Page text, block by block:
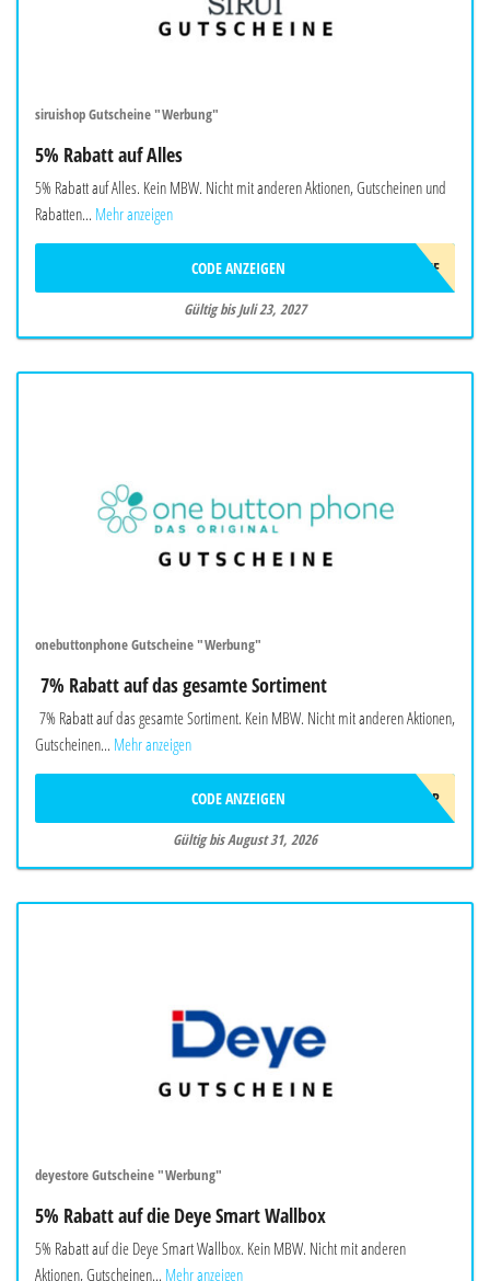
siruishop Gutscheine "Werbung"
5% Rabatt auf Alles
5% Rabatt auf Alles. Kein MBW. Nicht mit anderen Aktionen, Gutscheinen und
Rabatten... Mehr anzeigen
AFF5OFF
CODE ANZEIGEN
Gültig bis Juli 23, 2027
onebuttonphone Gutscheine "Werbung"
7% Rabatt auf das gesamte Sortiment
7% Rabatt auf das gesamte Sortiment. Kein MBW. Nicht mit anderen Aktionen,
Gutscheinen... Mehr anzeigen
SOMMER2026OBP
CODE ANZEIGEN
Gültig bis August 31, 2026
deyestore Gutscheine "Werbung"
5% Rabatt auf die Deye Smart Wallbox
5% Rabatt auf die Deye Smart Wallbox. Kein MBW. Nicht mit anderen
Aktionen, Gutscheinen... Mehr anzeigen